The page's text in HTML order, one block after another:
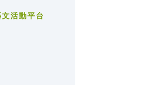
活動平台